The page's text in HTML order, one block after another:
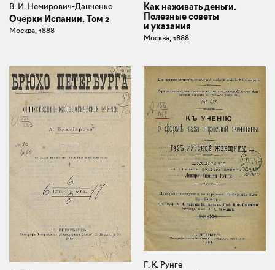
В. И. Немирович-Данченко
Очерки Испании. Том 2
Москва, 1888
Как наживать деньги.
Полезные советы
и указания
Москва, 1888
Г. К. Рунге